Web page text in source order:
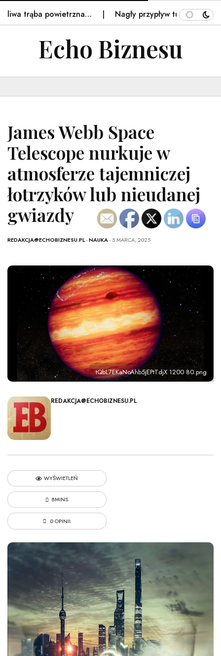
powietrzna… Nagły przypływ turystów z Polski.
Echo Biznesu
James Webb Space
Telescope nurkuje w
atmosferze tajemniczej
łotrzyków lub nieudanej
gwiazdy
REDAKCJA@ECHOBIZNESU.PL-NAUKA- 5 MARCA, 2025
tQbL7EKaNoAhb5jEPtTdjX 1200 80.png
REDAKCJA@ECHOBIZNESU.PL
WYŚWIETLEŃ
8MINS
0 OPINII